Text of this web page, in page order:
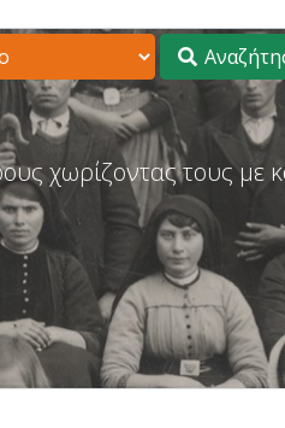
χωρίζοντας τους με